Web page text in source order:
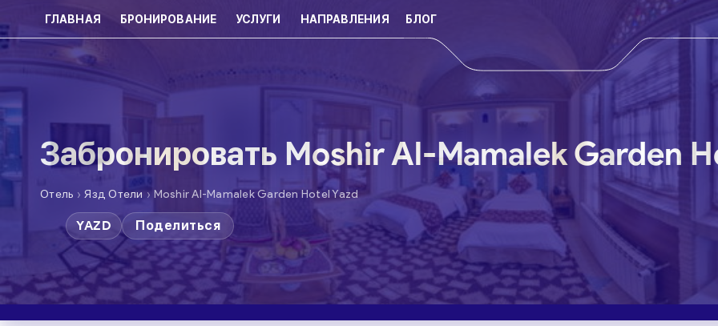
ГЛАВНАЯ БРОНИРОВАНИЕ УСЛУГИ НАПРАВЛЕНИЯ БЛОГ
Забронировать Moshir Al-Mamalek Garden
Отель › Язд Отели › Moshir Al-Mamalek Garden Hotel Yazd
YAZD Поделиться